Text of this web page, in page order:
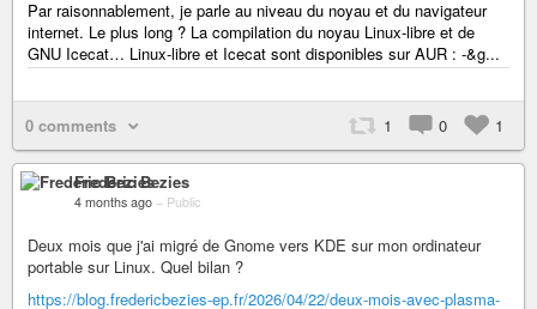
Par raisonnablement, je parle au niveau du noyau et du navigateur
internet. Le plus long ? La compilation du noyau Linux-libre et de
GNU Icecat… Linux-libre et Icecat sont disponibles sur AUR : -&g...
0 comments 1 0 1
Frederic Bezies
4 months ago – Public
Deux mois que j'ai migré de Gnome vers KDE sur mon ordinateur
portable sur Linux. Quel bilan ?
https://blog.fredericbezies-ep.fr/2026/04/22/deux-mois-avec-plasma-